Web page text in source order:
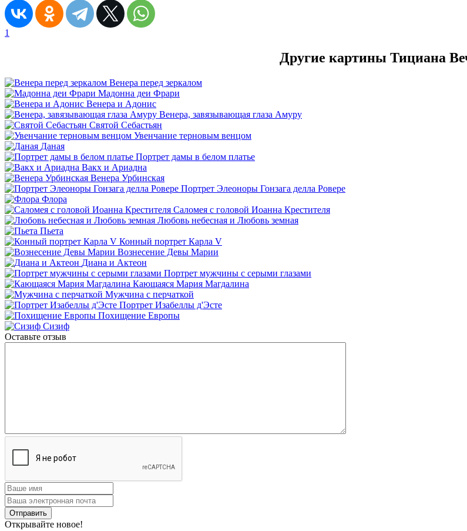
1
Другие картины Тициана
Венера перед зеркалом
Мадонна деи Фрари
Венера и Адонис
Венера, завязывающая глаза Амуру
Святой Себастьян
Увенчание терновым венцом
Даная
Портрет дамы в белом платье
Вакх и Ариадна
Венера Урбинская
Портрет Элеоноры Гонзага делла Ровере
Флора
Саломея с головой Иоанна Крестителя
Любовь небесная и Любовь земная
Пьета
Конный портрет Карла V
Вознесение Девы Марии
Диана и Актеон
Портрет мужчины с серыми глазами
Кающаяся Мария Магдалина
Мужчина с перчаткой
Портрет Изабеллы д'Эсте
Похищение Европы
Сизиф
Оставьте отзыв
Открывайте новое!